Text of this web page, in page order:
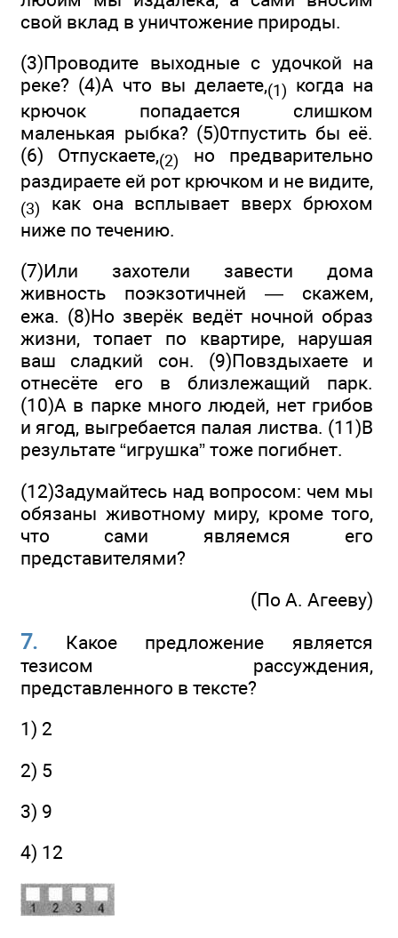
свой вклад в уничтожение природы.
(3)Проводите выходные с удочкой на
реке? (4)А что вы делаете,(1) когда на
крючок попадается слишком
маленькая рыбка? (5)0тпустить бы её.
(6) Отпускаете,(2)
но предварительно
раздираете ей рот крючком и не видите,
(3)
как она всплывает вверх брюхом
ниже по течению.
(7)Или захотели завести дома
живность поэкзотичней — скажем,
ежа. (8)Но зверёк ведёт ночной образ
жизни, топает по квартире, нарушая
ваш сладкий сон. (9)Повздыхаете и
отнесёте его в близлежащий парк.
(10)А в парке много людей, нет грибов
и ягод, выгребается палая листва. (11)В
результате “игрушка” тоже погибнет.
(12)3адумайтесь над вопросом: чем мы
обязаны животному миру, кроме того,
что сами являемся его
представителями?
(По А. Агееву)
7. Какое предложение является
тезисом рассуждения,
представленного в тексте?
1) 2
2) 5
3) 9
4) 12